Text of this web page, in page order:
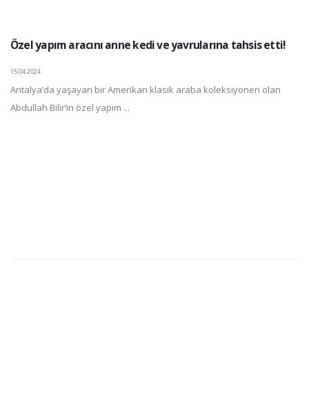
Özel yapım aracını anne kedi ve yavrularına tahsis etti!
15.04.2024
Antalya’da yaşayan bir Amerikan klasik araba koleksiyoneri olan
Abdullah Bilir’in özel yapım ...